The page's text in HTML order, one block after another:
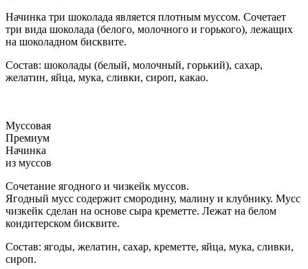
Начинка три шоколада является плотным муссом. Сочетает
три вида шоколада (белого, молочного и горького), лежащих
на шоколадном бисквите.
Состав: шоколады (белый, молочный, горький), сахар,
желатин, яйца, мука, сливки, сироп, какао.
Муссовая
Премиум
Начинка
из муссов
Сочетание ягодного и чизкейк муссов.
Ягодный мусс содержит смородину, малину и клубнику. Мусс
чизкейк сделан на основе сыра креметте. Лежат на белом
кондитерском бисквите.
Состав: ягоды, желатин, сахар, креметте, яйца, мука, сливки,
сироп.